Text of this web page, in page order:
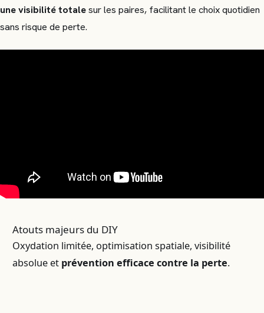
une visibilité totalesur les paires, facilitant le choix quotidien
sans risque de perte.
Atouts majeurs du DIY
Oxydation limitée, optimisation spatiale, visibilité
absolue et prévention efficace contre la perte.